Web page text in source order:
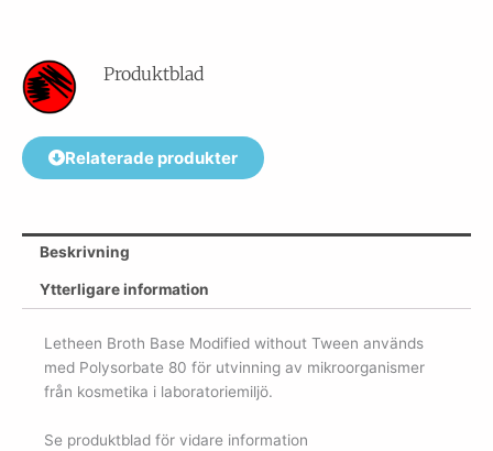
Produktblad
Relaterade produkter
Beskrivning
Ytterligare information
Letheen Broth Base Modified without Tween används
med Polysorbate 80 för utvinning av mikroorganismer
från kosmetika i laboratoriemiljö.
Se produktblad för vidare information